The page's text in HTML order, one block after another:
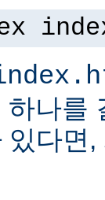
나를
있다면